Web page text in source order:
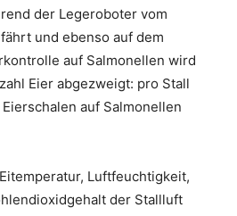
der Legeroboter vom
und ebenso auf dem
auf Salmonellen wird
Eier abgezweigt: pro Stall
auf Salmonellen
Luftfeuchtigkeit,
der Stallluft